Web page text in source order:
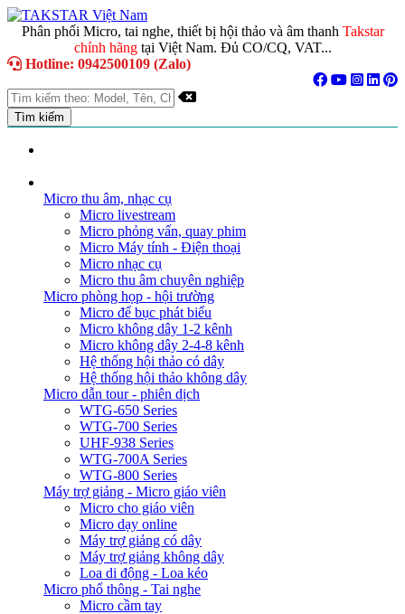
Phân phối Micro, tai nghe, thiết bị hội thảo và âm thanh Takstar
chính hãng tại Việt Nam. Đủ CO/CQ, VAT...
Hotline: 0942500109 (Zalo)
Micro thu âm, nhạc cụ
Micro livestream
Micro phỏng vấn, quay phim
Micro Máy tính - Điện thoại
Micro nhạc cụ
Micro thu âm chuyên nghiệp
Micro phòng họp - hội trường
Micro để bục phát biểu
Micro không dây 1-2 kênh
Micro không dây 2-4-8 kênh
Hệ thống hội thảo có dây
Hệ thống hội thảo không dây
Micro dẫn tour - phiên dịch
WTG-650 Series
WTG-700 Series
UHF-938 Series
WTG-700A Series
WTG-800 Series
Máy trợ giảng - Micro giáo viên
Micro cho giáo viên
Micro dạy online
Máy trợ giảng có dây
Máy trợ giảng không dây
Loa di động - Loa kéo
Micro phổ thông - Tai nghe
Micro cầm tay